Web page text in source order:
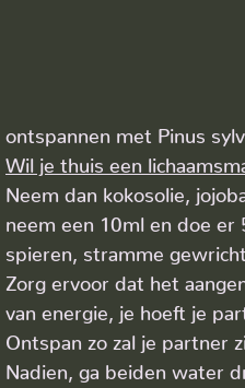
ontspannen met Pinus
Wil je thuis een
Neem dan kokosolie,
neem een 10ml en doe
spieren, stramme
Zorg ervoor dat het
van energie, je hoeft je
Ontspan zo zal je partner
Nadien, ga beiden water